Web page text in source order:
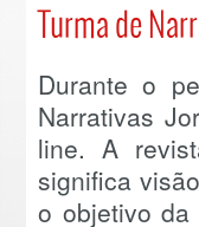
Turma de
Durante o
Narrativas
line. A
significa
o objetivo da